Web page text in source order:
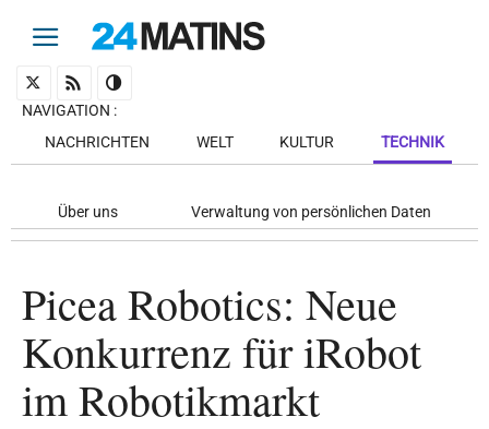
NAVIGATION :
NACHRICHTEN
WELT KULTUR TECHNIK
Über uns Verwaltung von persönlichen Daten
Picea Robotics: Neue
Konkurrenz für iRobot
im Robotikmarkt